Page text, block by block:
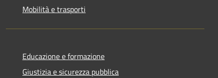
Mobilità e trasporti
Educazione e formazione
Giustizia e sicurezza pubblica